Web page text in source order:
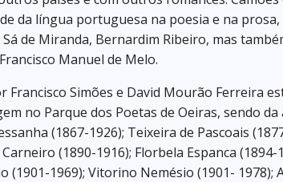
da língua portuguesa na poesia e na
Sá de Miranda, Bernardim Ribeiro, mas
Manuel de Melo.
Francisco Simões e David Mourão Ferreira
no Parque dos Poetas de Oeiras, sendo
(1867-1926); Teixeira de Pascoais
(1890-1916); Florbela Espanca (1894-
(1901-1969); Vitorino Nemésio (1901-